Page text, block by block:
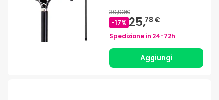
30,93€
-17% 25,78 €
Spedizione in 24-72h
Aggiungi